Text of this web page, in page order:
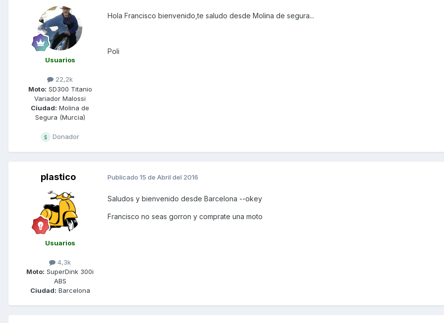
Usuarios
22,2k
Moto: SD300 Titanio
Variador Malossi
Ciudad: Molina de
Segura (Murcia)
Donador
Hola Francisco bienvenido,te saludo desde Molina de segura...
Poli
plastico
Usuarios
4,3k
Moto: SuperDink 300i
ABS
Ciudad: Barcelona
Publicado 15 de Abril del 2016
Saludos y bienvenido desde Barcelona --okey
Francisco no seas gorron y comprate una moto